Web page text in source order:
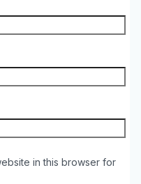
in this browser for